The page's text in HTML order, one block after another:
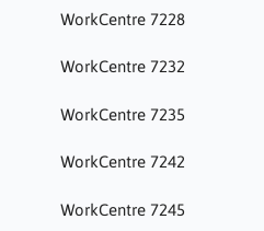
WorkCentre 7228
WorkCentre 7232
WorkCentre 7235
WorkCentre 7242
WorkCentre 7245